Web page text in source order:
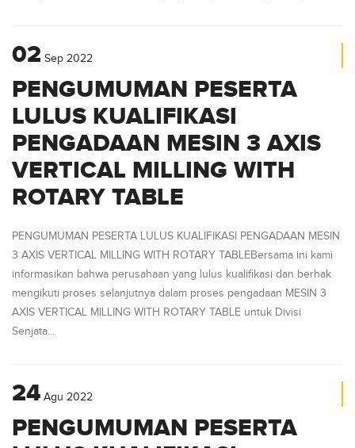
02 Sep 2022
PENGUMUMAN PESERTA
LULUS KUALIFIKASI
PENGADAAN MESIN 3 AXIS
VERTICAL MILLING WITH
ROTARY TABLE
PENGUMUMAN PESERTA LULUS KUALIFIKASI PENGADAAN MESIN
3 AXIS VERTICAL MILLING WITH ROTARY TABLEBersama ini kami
informasikan bahwa perusahaan yang lulus kualifikasi dan berhak
mengikuti proses selanjutnya dalam proses pengadaan MESIN 3
AXIS VERTICAL MILLING WITH ROTARY TABLE untuk Divisi
Senjata...
24 Agu 2022
PENGUMUMAN PESERTA